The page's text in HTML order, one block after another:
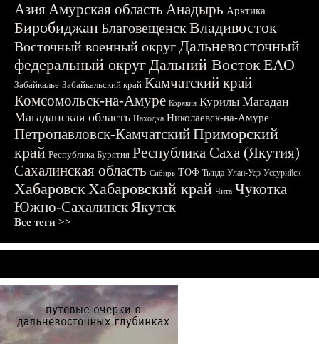
АзияАмурская область Анадырь Арктика
БиробиджанБлаговещенскВладивосток
Восточный военный округДальневосточный
федеральный округДальний ВостокЕАО
Забайкалье Забайкальский край Камчатский край
Комсомольск-на-Амуре Корякия Курилы Магадан
Магаданская область Находка Николаевск-на-Амуре
Петропавловск-КамчатскийПриморский
край Республика Бурятия Республика Саха (Якутия)
Сахалинская область Сибирь ТОФ Тында Улан-Удэ Уссурийск
ХабаровскХабаровский край Чита Чукотка
Южно-СахалинскЯкутск
Все теги >>